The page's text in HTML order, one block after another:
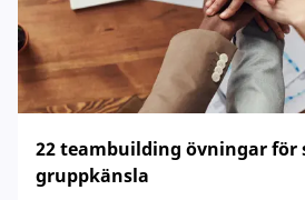
22 teambuilding övningar för
gruppkänsla